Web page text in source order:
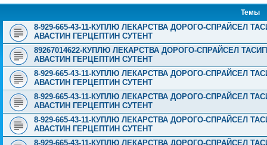
Темы
8-929-665-43-11-КУПЛЮ ЛЕКАРСТВА ДОРОГО-СПРАЙСЕЛ
АВАСТИН ГЕРЦЕПТИН СУТЕНТ
89267014622-КУПЛЮ ЛЕКАРСТВА ДОРОГО-СПРАЙСЕЛ
АВАСТИН ГЕРЦЕПТИН СУТЕНТ
8-929-665-43-11-КУПЛЮ ЛЕКАРСТВА ДОРОГО-СПРАЙСЕЛ
АВАСТИН ГЕРЦЕПТИН СУТЕНТ
8-929-665-43-11-КУПЛЮ ЛЕКАРСТВА ДОРОГО-СПРАЙСЕЛ
АВАСТИН ГЕРЦЕПТИН СУТЕНТ
8-929-665-43-11-КУПЛЮ ЛЕКАРСТВА ДОРОГО-СПРАЙСЕЛ
АВАСТИН ГЕРЦЕПТИН СУТЕНТ
8-929-665-43-11-КУПЛЮ ЛЕКАРСТВА ДОРОГО-СПРАЙСЕЛ